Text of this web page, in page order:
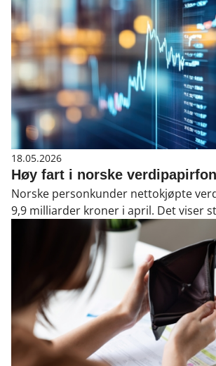
18.05.2026
Høy fart i norske
Norske personkunder nettokjøpte
9,9 milliarder kroner i april. Det viser